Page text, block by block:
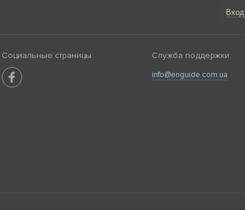
Вход
Социальные страницы Служба поддержки
info@enguide.com.ua